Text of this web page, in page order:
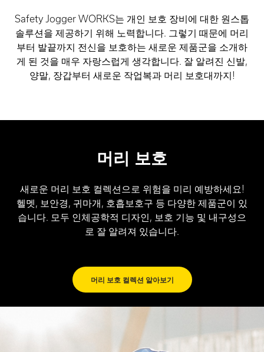
Safety Jogger WORKS는 개인 보호 장비에 대한 원스톱
솔루션을 제공하기 위해 노력합니다. 그렇기 때문에 머리
부터 발끝까지 전신을 보호하는 새로운 제품군을 소개하
게 된 것을 매우 자랑스럽게 생각합니다. 잘 알려진 신발,
양말, 장갑부터 새로운 작업복과 머리 보호대까지!
머리 보호
새로운 머리 보호 컬렉션으로 위험을 미리 예방하세요!
헬멧, 보안경, 귀마개, 호흡보호구 등 다양한 제품군이 있
습니다. 모두 인체공학적 디자인, 보호 기능 및 내구성으
로 잘 알려져 있습니다.
머리 보호 컬렉션 알아보기